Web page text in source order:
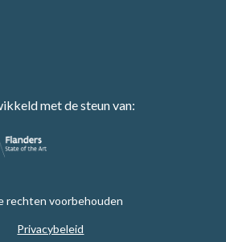
met de steun van:
rechten voorbehouden
Privacybeleid